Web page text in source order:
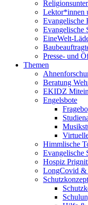
Lektor*innen
Evangelische
Evangelische
EineWelt-
Presse- und
Themen
Beratung
EKIDZ
Engelsbote
Himmlische
Evangelische
Hospiz
LongCovid &